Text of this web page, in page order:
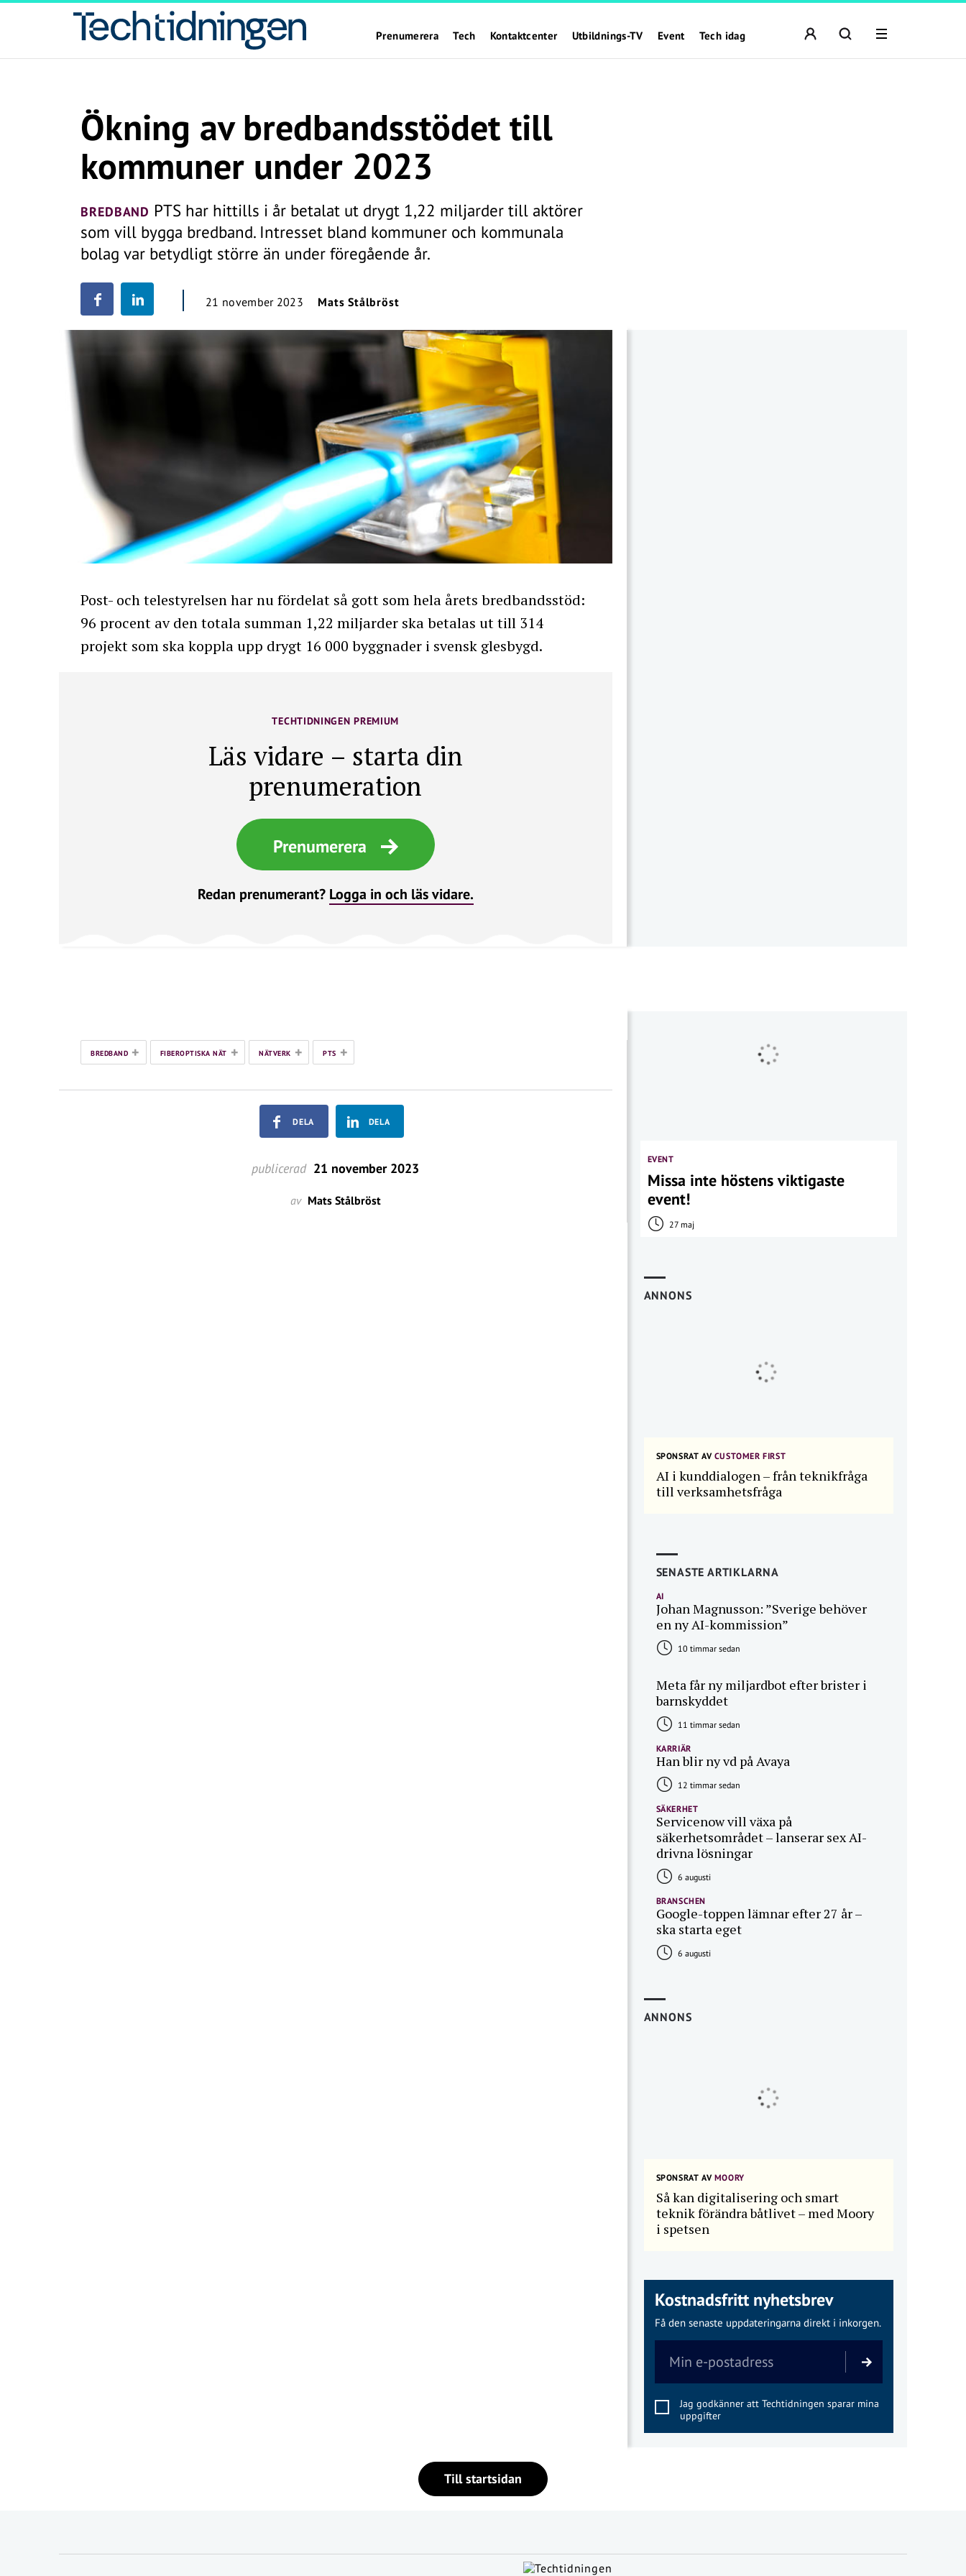
Prenumerera Tech Kontaktcenter Utbildnings-TV Event Tech idag
Ökning av bredbandsstödet till
kommuner under 2023
BREDBAND PTS har hittills i år betalat ut drygt 1,22 miljarder till aktörer
som vill bygga bredband. Intresset bland kommuner och kommunala
bolag var betydligt större än under föregående år.
21 november 2023 Mats Stålbröst
Post- och telestyrelsen har nu fördelat så gott som hela årets bredbandsstöd:
96 procent av den totala summan 1,22 miljarder ska betalas ut till 314
projekt som ska koppla upp drygt 16 000 byggnader i svensk glesbygd.
TECHTIDNINGEN PREMIUM
Läs vidare – starta din
prenumeration
Prenumerera
Redan prenumerant? Logga in och läs vidare.
BREDBAND + FIBEROPTISKA NÄT + NÄTVERK + PTS +
DELA DELA
publicerad 21 november 2023
av Mats Stålbröst
EVENT
Missa inte höstens viktigaste
event!
27 maj
ANNONS
SPONSRAT AVCUSTOMER FIRST
AI i kunddialogen – från teknikfråga
till verksamhetsfråga
SENASTE ARTIKLARNA
AI
Johan Magnusson: ”Sverige behöver
en ny AI-kommission”
10 timmar sedan
Meta får ny miljardbot efter brister i
barnskyddet
11 timmar sedan
KARRIÄR
Han blir ny vd på Avaya
12 timmar sedan
SÄKERHET
Servicenow vill växa på
säkerhetsområdet – lanserar sex AI-
drivna lösningar
6 augusti
BRANSCHEN
Google-toppen lämnar efter 27 år –
ska starta eget
6 augusti
ANNONS
SPONSRAT AVMOORY
Så kan digitalisering och smart
teknik förändra båtlivet – med Moory
i spetsen
Kostnadsfritt nyhetsbrev
Få den senaste uppdateringarna direkt i inkorgen.
Jag godkänner att Techtidningen sparar mina
uppgifter
Till startsidan